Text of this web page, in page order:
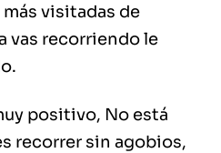
visitadas de
vas recorriendo le
positivo, No está
recorrer sin agobios,